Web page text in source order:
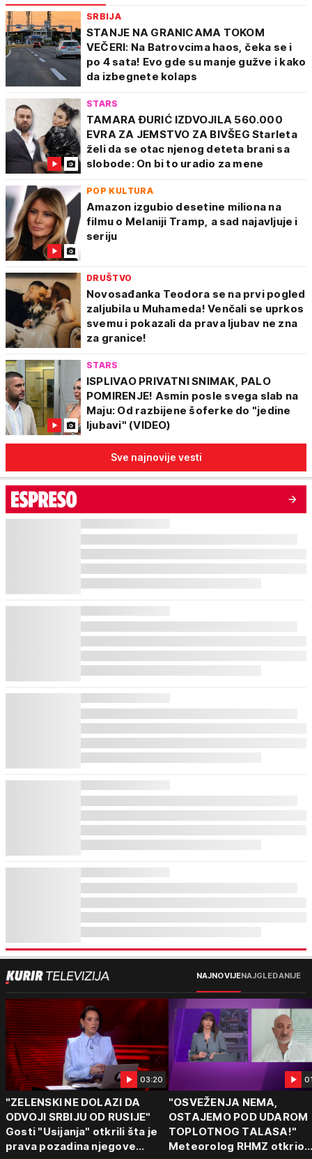
SRBIJA
STANJE NA GRANICAMA TOKOM
VEČERI: Na Batrovcima haos, čeka se i
po 4 sata! Evo gde su manje gužve i kako
da izbegnete kolaps
STARS
TAMARA ĐURIĆ IZDVOJILA 560.000
EVRA ZA JEMSTVO ZA BIVŠEG Starleta
želi da se otac njenog deteta brani sa
slobode: On bi to uradio za mene
POP KULTURA
Amazon izgubio desetine miliona na
filmu o Melaniji Tramp, a sad najavljuje i
seriju
DRUŠTVO
Novosađanka Teodora se na prvi pogled
zaljubila u Muhameda! Venčali se uprkos
svemu i pokazali da prava ljubav ne zna
za granice!
STARS
ISPLIVAO PRIVATNI SNIMAK, PALO
POMIRENJE! Asmin posle svega slab na
Maju: Od razbijene šoferke do "jedine
ljubavi" (VIDEO)
Sve najnovije vesti
NAJNOVIJENAJGLEDANIJE
03:20
"ZELENSKI NE DOLAZI DA
ODVOJI SRBIJU OD RUSIJE"
Gosti "Usijanja" otkrili šta je
prava pozadina njegove
"OSVEŽENJA NEMA,
OSTAJEMO POD UDAROM
TOPLOTNOG TALASA!"
Meteorolog RHMZ otkrio